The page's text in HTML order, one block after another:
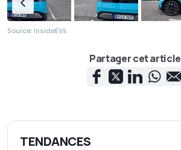
Source: InsideEVs
Partager cet article
TENDANCES